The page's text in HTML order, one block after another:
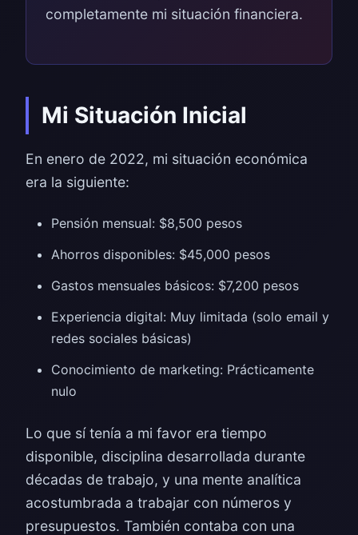
completamente mi situación financiera.
Mi Situación Inicial
En enero de 2022, mi situación económica
era la siguiente:
Pensión mensual: $8,500 pesos
Ahorros disponibles: $45,000 pesos
Gastos mensuales básicos: $7,200 pesos
Experiencia digital: Muy limitada (solo email y
redes sociales básicas)
Conocimiento de marketing: Prácticamente
nulo
Lo que sí tenía a mi favor era tiempo
disponible, disciplina desarrollada durante
décadas de trabajo, y una mente analítica
acostumbrada a trabajar con números y
presupuestos. También contaba con una